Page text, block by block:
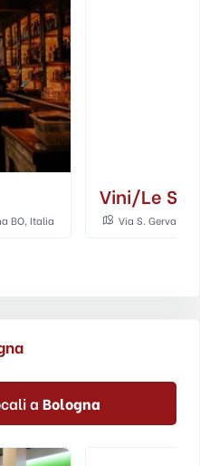
BO, Italia
Vini/le
Via S. Gervasio,
a Bologna